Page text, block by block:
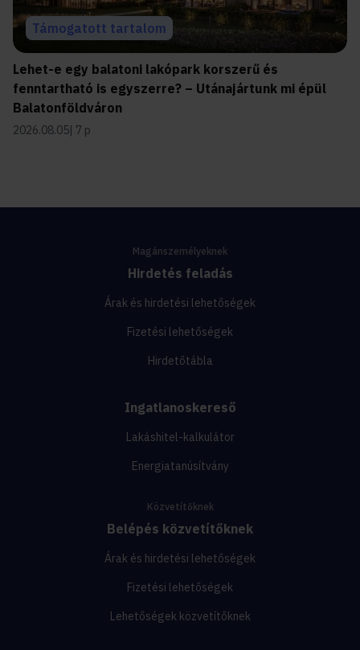
Támogatott tartalom
Lehet-e egy balatoni lakópark korszerű és
fenntartható is egyszerre? – Utánajártunk mi épül
Balatonföldváron
2026.08.05 7 p
Magánszemélyeknek
Hirdetés feladás
Árak és hirdetési lehetőségek
Fizetési lehetőségek
Hirdetőtábla
Ingatlanoskereső
Lakáshitel-kalkulátor
Energiatanúsítvány
Közvetítőknek
Belépés közvetítőknek
Árak és hirdetési lehetőségek
Fizetési lehetőségek
Lehetőségek közvetítőknek